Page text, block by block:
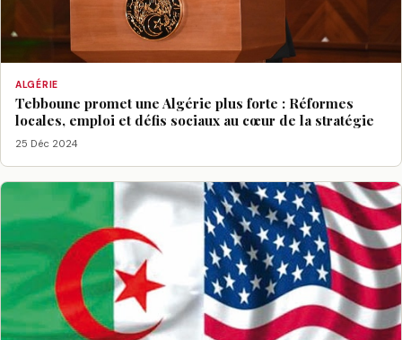
ALGÉRIE
Tebboune promet une Algérie plus forte : Réformes
locales, emploi et défis sociaux au cœur de la stratégie
25 Déc 2024